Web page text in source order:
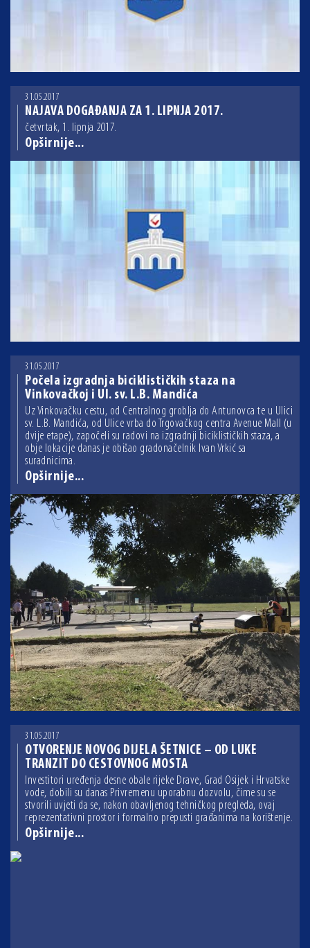
31.05.2017
NAJAVA DOGAĐANJA ZA 1. LIPNJA 2017.
četvrtak, 1. lipnja 2017.
Opširnije...
31.05.2017
Počela izgradnja biciklističkih staza na
Vinkovačkoj i Ul. sv. L.B. Mandića
Uz Vinkovačku cestu, od Centralnog groblja do Antunovca te u Ulici
sv. L.B. Mandića, od Ulice vrba do Trgovačkog centra Avenue Mall (u
dvije etape), započeli su radovi na izgradnji biciklističkih staza, a
obje lokacije danas je obišao gradonačelnik Ivan Vrkić sa
suradnicima.
Opširnije...
31.05.2017
OTVORENJE NOVOG DIJELA ŠETNICE – OD LUKE
TRANZIT DO CESTOVNOG MOSTA
Investitori uređenja desne obale rijeke Drave, Grad Osijek i Hrvatske
vode, dobili su danas Privremenu uporabnu dozvolu, čime su se
stvorili uvjeti da se, nakon obavljenog tehničkog pregleda, ovaj
reprezentativni prostor i formalno prepusti građanima na korištenje.
Opširnije...